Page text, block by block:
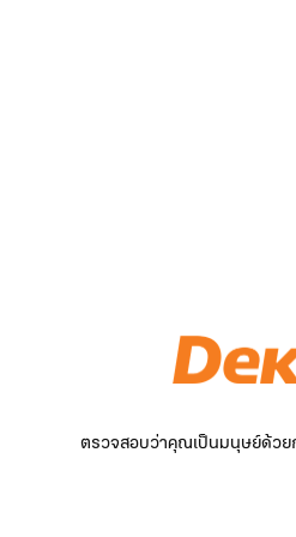
ตรวจสอบว่าคุณเป็นมนุษย์ด้วย